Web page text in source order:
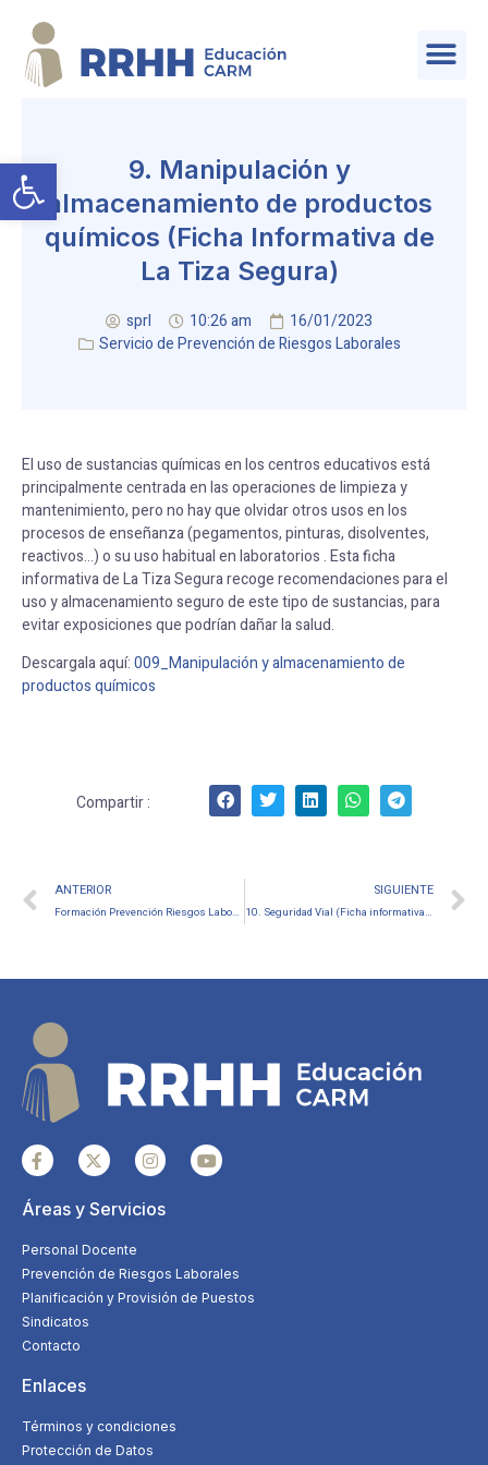
Abrir barra de herramientas
9. Manipulación y
almacenamiento de productos
químicos (Ficha Informativa de
La Tiza Segura)
sprl 10:26 am
16/01/2023
Servicio de Prevención de Riesgos Laborales
El uso de sustancias químicas en los centros educativos está
principalmente centrada en las operaciones de limpieza y
mantenimiento, pero no hay que olvidar otros usos en los
procesos de enseñanza (pegamentos, pinturas, disolventes,
reactivos…) o su uso habitual en laboratorios . Esta ficha
informativa de La Tiza Segura recoge recomendaciones para el
uso y almacenamiento seguro de este tipo de sustancias, para
evitar exposiciones que podrían dañar la salud.
Descargala aquí:009_Manipulación yalmacenamientode
productos químicos
Compartir :
ANTERIOR
Formación Prevención Riesgos Laborales ( Gestión de emociones y salud)
SIGUIENTE
10. Seguridad Vial (Ficha informativa de la Tiza Segura)
Áreas y Servicios
Personal Docente
Prevención de Riesgos Laborales
Planificación y Provisión de Puestos
Sindicatos
Contacto
Enlaces
Términos y condiciones
Protección de Datos